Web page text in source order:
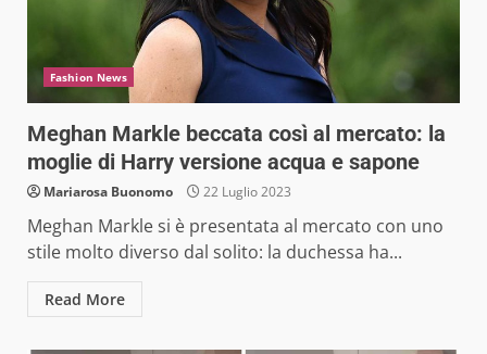
Fashion News
Meghan Markle beccata così al mercato: la
moglie di Harry versione acqua e sapone
Mariarosa Buonomo 22 Luglio 2023
Meghan Markle si è presentata al mercato con uno
stile molto diverso dal solito: la duchessa ha...
Read More